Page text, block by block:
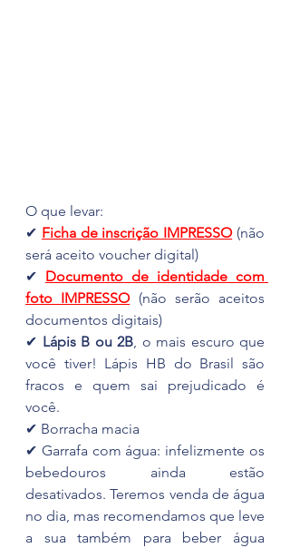
O que levar:
✔ Ficha de inscrição IMPRESSO (não
será aceito voucher digital)
✔ Documento de identidade com
foto IMPRESSO (não serão aceitos
documentos digitais)
✔ Lápis B ou 2B, o mais escuro que
você tiver! Lápis HB do Brasil são
fracos e quem sai prejudicado é
você.
✔ Borracha macia
✔ Garrafa com água: infelizmente os
bebedouros ainda estão
desativados. Teremos venda de água
no dia, mas recomendamos que leve
a sua também para beber água